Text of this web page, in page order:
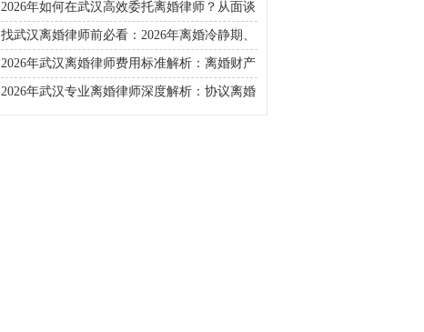
2026年如何在武汉高效委托离婚律师？从面谈
咨询到判决执行的完整避雷手册
找武汉离婚律师前必看：2026年离婚冷静期、
彩礼返还及房产分割高频问题汇总
2026年武汉离婚律师费用标准解析：离婚财产
分割、债务处理及子女抚养指南
2026年武汉专业离婚律师深度解析：协议离婚